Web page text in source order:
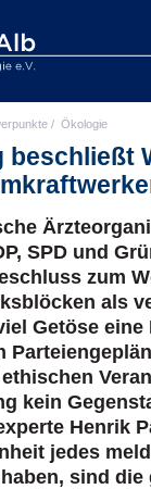
/ Ökologie
beschließt
SPD und
zum
als
Getöse
kein
Henrik
jedes
sind